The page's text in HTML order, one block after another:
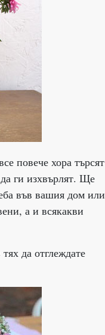
повече хора търсят
ги изхвърлят. Ще
във вашия дом или
а и всякакви
да отглеждате